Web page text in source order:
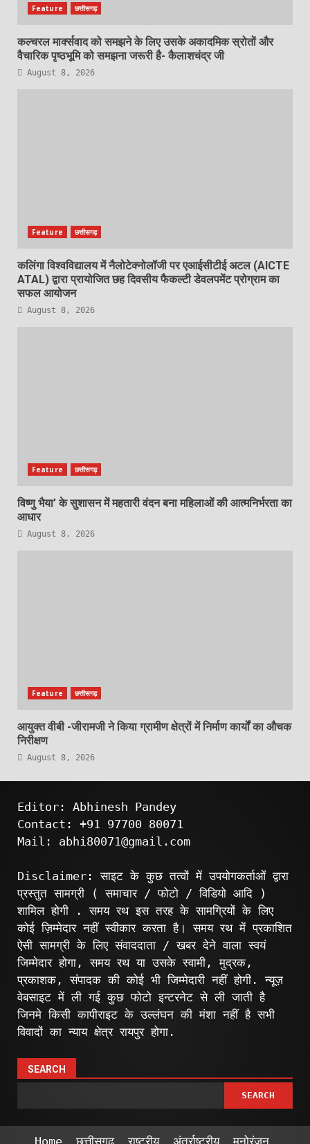
Feature छत्तीसगढ़
कल्चरल मार्क्सवाद को समझने के लिए उसके अकादमिक स्रोतों और
वैचारिक पृष्ठभूमि को समझना जरूरी है- कैलाशचंद्र जी
August 8, 2026
Feature छत्तीसगढ़
कलिंगा विश्वविद्यालय में नैलोटेक्नोलॉजी पर एआईसीटीई अटल (AICTE
ATAL) द्वारा प्रायोजित छह दिवसीय फैकल्टी डेवलपमेंट प्रोग्राम का
सफल आयोजन
August 8, 2026
Feature छत्तीसगढ़
विष्णु भैया’ के सुशासन में महतारी वंदन बना महिलाओं की आत्मनिर्भरता का
आधार
August 8, 2026
Feature छत्तीसगढ़
आयुक्त वीबी -जीरामजी ने किया ग्रामीण क्षेत्रों में निर्माण कार्यों का औचक
निरीक्षण
August 8, 2026
Editor: Abhinesh Pandey
Contact: +91 97700 80071
Mail: abhi80071@gmail.com
Disclaimer: साइट के कुछ तत्वों में उपयोगकर्ताओं द्वारा
प्रस्तुत सामग्री ( समाचार / फोटो / विडियो आदि )
शामिल होगी . समय रथ इस तरह के सामग्रियों के लिए
कोई ज़िम्मेदार नहीं स्वीकार करता है। समय रथ में प्रकाशित
ऐसी सामग्री के लिए संवाददाता / खबर देने वाला स्वयं
जिम्मेदार होगा, समय रथ या उसके स्वामी, मुद्रक,
प्रकाशक, संपादक की कोई भी जिम्मेदारी नहीं होगी. न्यूज़
वेबसाइट में ली गई कुछ फोटो इन्टरनेट से ली जाती है
जिनमे किसी कापीराइट के उल्लंघन की मंशा नहीं है सभी
विवादों का न्याय क्षेत्र रायपुर होगा.
SEARCH
SEARCH
Home छत्तीसगढ़ राष्ट्रीय अंतर्राष्ट्रीय मनोरंजन